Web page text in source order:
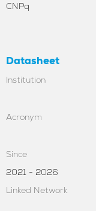
CNPq
Datasheet
Institution
Acronym
Since
2021 - 2026
Linked Network